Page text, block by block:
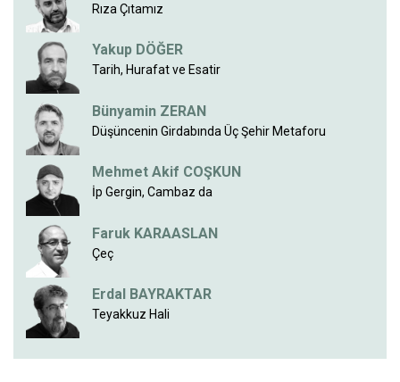
Rıza Çıtamız
Yakup DÖĞER
Tarih, Hurafat ve Esatir
Bünyamin ZERAN
Düşüncenin Girdabında Üç Şehir Metaforu
Mehmet Akif COŞKUN
İp Gergin, Cambaz da
Faruk KARAASLAN
Çeç
Erdal BAYRAKTAR
Teyakkuz Hali